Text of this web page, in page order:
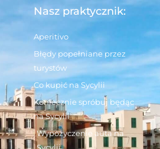
Nasz praktycznik:
Aperitivo
Błędy popełniane przez
turystów
Co kupić na Sycylii
Koniecznie spróbuj będąc
na Sycylii
Wypożyczenie auta na
Sycylii